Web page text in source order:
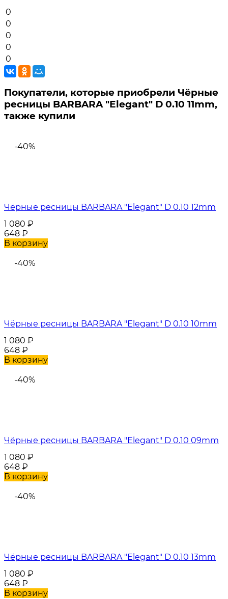
0
0
0
0
0
Покупатели, которые приобрели Чёрные
ресницы BARBARA "Elegant" D 0.10 11mm,
также купили
-40%
Чёрные ресницы BARBARA "Elegant" D 0.10 12mm
1 080 ₽
648 ₽
В корзину
-40%
Чёрные ресницы BARBARA "Elegant" D 0.10 10mm
1 080 ₽
648 ₽
В корзину
-40%
Чёрные ресницы BARBARA "Elegant" D 0.10 09mm
1 080 ₽
648 ₽
В корзину
-40%
Чёрные ресницы BARBARA "Elegant" D 0.10 13mm
1 080 ₽
648 ₽
В корзину